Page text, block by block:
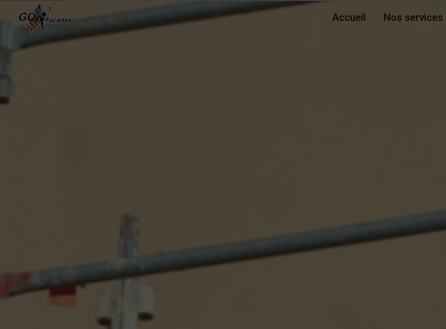
Accueil Nos services
Cookies management panel